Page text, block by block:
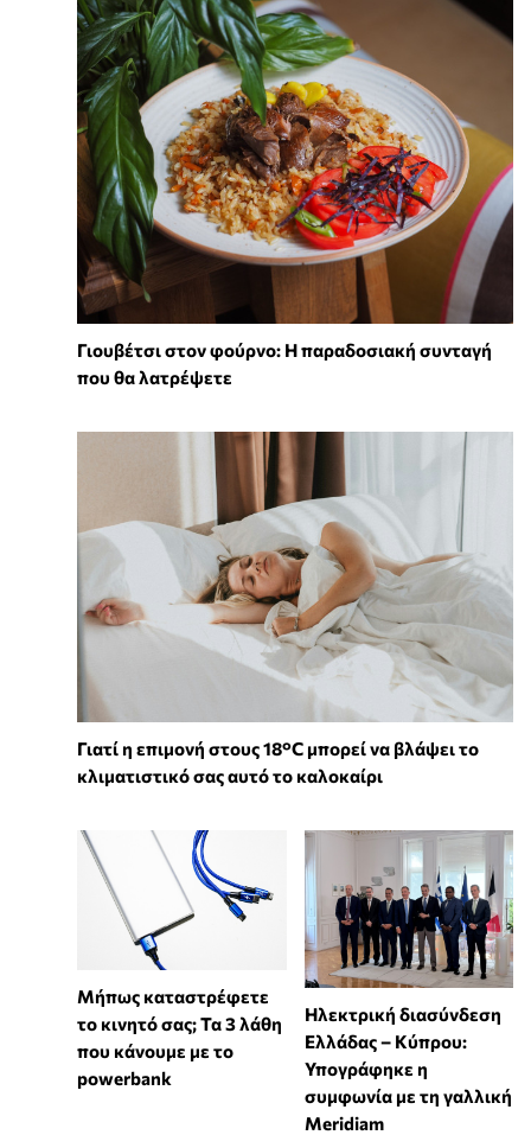
Γιουβέτσι στον φούρνο: Η παραδοσιακή συνταγή
που θα λατρέψετε
Γιατί η επιμονή στους 18°C μπορεί να βλάψει το
κλιματιστικό σας αυτό το καλοκαίρι
Μήπως καταστρέφετε
το κινητό σας; Τα 3 λάθη
που κάνουμε με το
powerbank
Ηλεκτρική διασύνδεση
Ελλάδας – Κύπρου:
Υπογράφηκε η
συμφωνία με τη γαλλική
Meridiam